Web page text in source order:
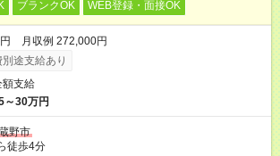
ブランクOK WEB登録・面接OK
月収例 272,000円
途支給あり
額支給
～30万円
野市
徒歩4分